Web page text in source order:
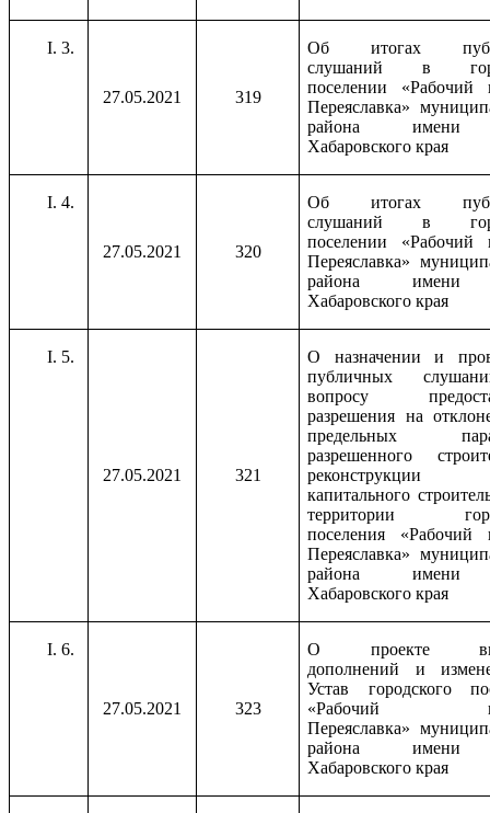
3.
27.05.2021 319
Об итогах
слушаний в
поселении «Рабочий
Переяславка»
района имени
Хабаровского края
4.
27.05.2021 320
Об итогах
слушаний в
поселении «Рабочий
Переяславка»
района имени
Хабаровского края
5.
27.05.2021 321
О назначении и
публичных
вопросу
разрешения на
предельных
разрешенного
реконструкции
капитального
территории
поселения «Рабочий
Переяславка»
района имени
Хабаровского края
6.
27.05.2021 323
О проекте
дополнений и
Устав городского
«Рабочий
Переяславка»
района имени
Хабаровского края